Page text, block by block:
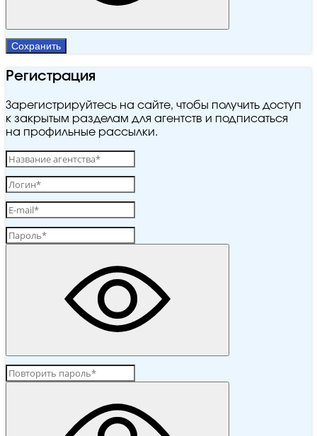
Сохранить
Регистрация
Зарегистрируйтесь на сайте, чтобы получить доступ
к закрытым разделам для агентств и подписаться
на профильные рассылки.